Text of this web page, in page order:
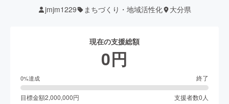
jmjm1229 まちづくり・地域活性化 大分県
現在の支援総額
0円
0%達成 終了
目標金額2,000,000円 支援者数0 人